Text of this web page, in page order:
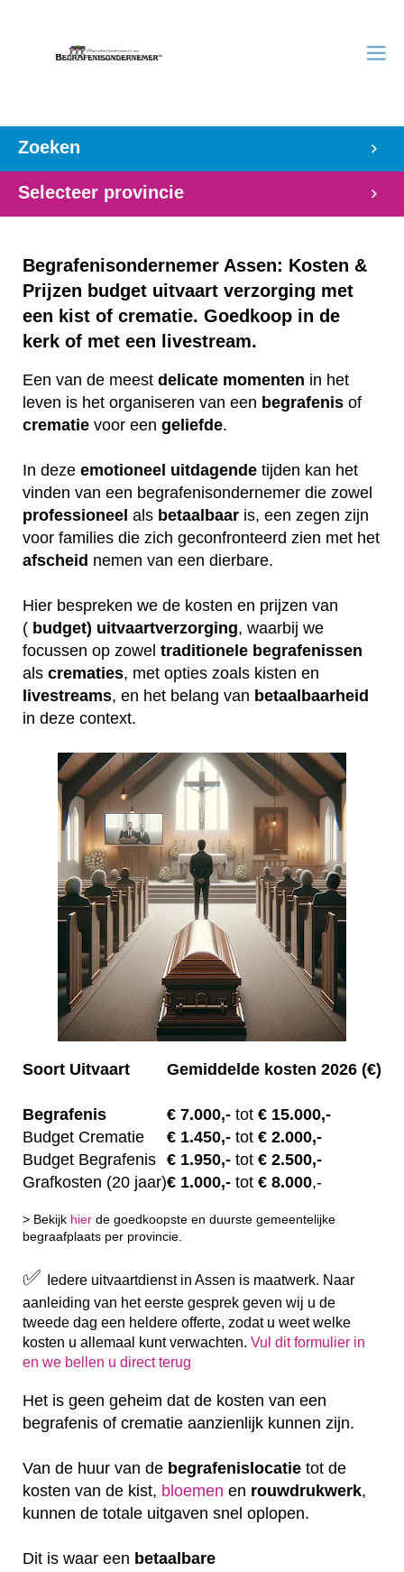
Zoeken
Selecteer provincie
Begrafenisondernemer Assen: Kosten &
Prijzen budget uitvaart verzorging met
een kist of crematie. Goedkoop in de
kerk of met een livestream.
Een van de meest delicate momenten in het
leven is het organiseren van een begrafenis of
crematie voor een geliefde.
In deze emotioneel uitdagende tijden kan het
vinden van een begrafenisondernemer die zowel
professioneel als betaalbaar is, een zegen zijn
voor families die zich geconfronteerd zien met het
afscheid nemen van een dierbare.
Hier bespreken we de kosten en prijzen van
( budget) uitvaartverzorging, waarbij we
focussen op zowel traditionele begrafenissen
als crematies, met opties zoals kisten en
livestreams, en het belang van betaalbaarheid
in deze context.
Soort Uitvaart Gemiddelde kosten 2026 (€)
Begrafenis € 7.000,- tot € 15.000,-
Budget Crematie
€ 1.450,- tot € 2.000,-
Budget Begrafenis € 1.950,- tot € 2.500,-
Grafkosten (20 jaar)€ 1.000,- tot € 8.000,-
> Bekijk hier de goedkoopste en duurste gemeentelijke
begraafplaats per provincie.
✅
Iedere uitvaartdienst in Assen is maatwerk. Naar
aanleiding van het eerste gesprek geven wij u de
tweede dag een heldere offerte, zodat u weet welke
kosten u allemaal kunt verwachten. Vul dit formulier in
en we bellen u direct terug
Het is geen geheim dat de kosten van een
begrafenis of crematie aanzienlijk kunnen zijn.
Van de huur van de begrafenislocatie tot de
kosten van de kist, bloemen en rouwdrukwerk,
kunnen de totale uitgaven snel oplopen.
Dit is waar een betaalbare